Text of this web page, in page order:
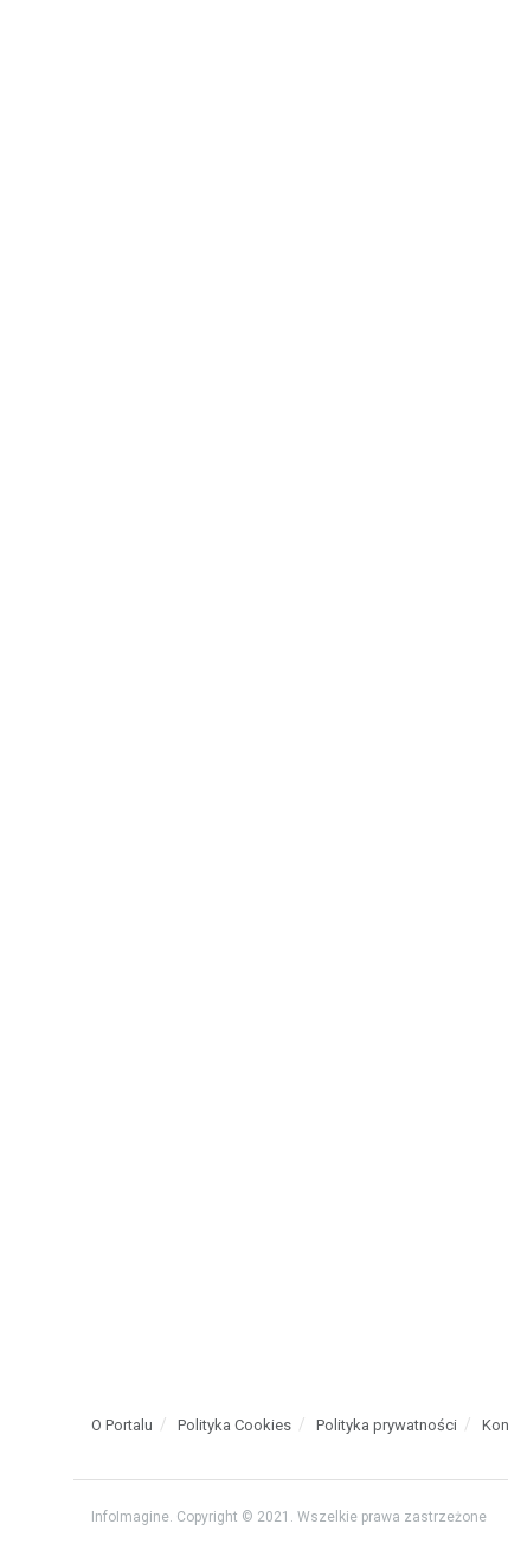
O Portalu Polityka Cookies Polityka prywatności
InfoImagine. Copyright © 2021. Wszelkie prawa zastrzeżone